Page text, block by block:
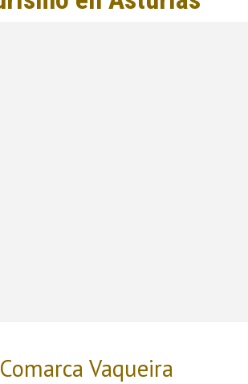
Comarca Vaqueira